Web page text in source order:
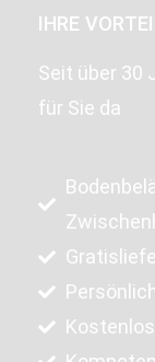
IHRE
Seit über 30
für Sie da